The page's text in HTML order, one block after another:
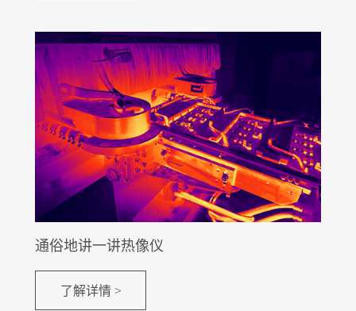
通俗地讲一讲热像仪
了解详情 >